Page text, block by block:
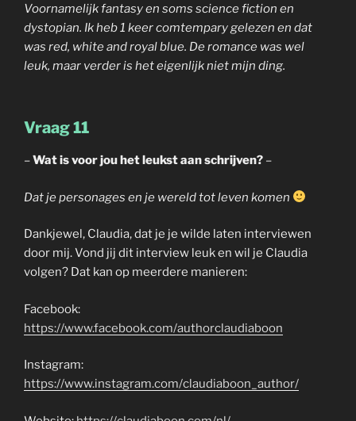
Voornamelijk fantasy en soms science fiction en
dystopian. Ik heb 1 keer comtempary gelezen en dat
was red, white and royal blue. De romance was wel
leuk, maar verder is het eigenlijk niet mijn ding.
Vraag 11
–Wat is voor jou het leukst aan schrijven? –
Dat je personages en je wereld tot leven komen
Dankjewel, Claudia, dat je je wilde laten interviewen
door mij. Vond jij dit interview leuk en wil je Claudia
volgen? Dat kan op meerdere manieren:
Facebook:
https://www.facebook.com/authorclaudiaboon
Instagram:
https://www.instagram.com/claudiaboon_author/